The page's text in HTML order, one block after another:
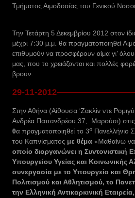
Τμήματος Αιμοδοσίας του Γενικού
Την Τετάρτη 5 Δεκεμβρίου 2012 στον
μέχρι 7:30 μ.μ. θα πραγματοποιηθεί
επιθυμούν να προσφέρουν αίμα γι’
μας, που το χρειάζονται και πολλές
βρουν.
29-11-
Στην Αθήνα (Αίθουσα ‘Ζακλίν ντε
Ανδρέα Παπανδρέου 37, Μαρούσι) στις
θα πραγματοποιηθεί το 3ο Πανελλήνιο
του Καπνίσματος με θέμα «Μαθαίνω
οποίο διοργανώνει η Συντονιστική
Υπουργείου Υγείας και Κοινωνικής
συνεργασία με το Υπουργείο και
Πολιτισμού και Αθλητισμού, το
την Ελληνική Αντικαρκινική